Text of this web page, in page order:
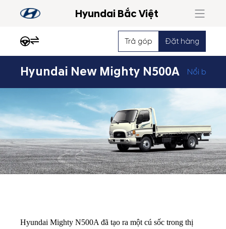
Hyundai Bắc Việt
Trả góp Đặt hàng
Hyundai New Mighty N500A Nổi bật
Hyundai Mighty N500A đã tạo ra một cú sốc trong thị